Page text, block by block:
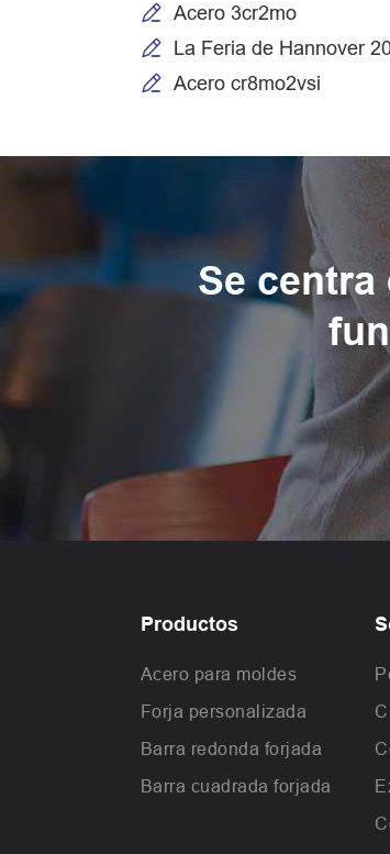
Acero 3cr2mo
La Feria de Hannover
Acero cr8mo2vsi
Se
Productos
Acero para moldes
Forja personalizada
Barra redonda forjada
Barra cuadrada forjada